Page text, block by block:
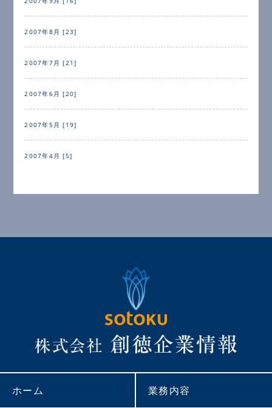
2007年8月 [23]
2007年7月 [21]
2007年6月 [20]
2007年5月 [19]
2007年4月 [5]
ホーム 業務内容